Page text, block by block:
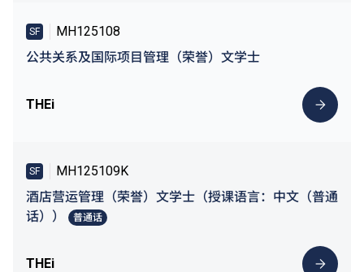
SF
MH125108
公共关系及国际项目管理（荣誉）文学士
THEi
SF
MH125109K
酒店营运管理（荣誉）文学士（授课语言：中文（普通
话））
普通话
THEi